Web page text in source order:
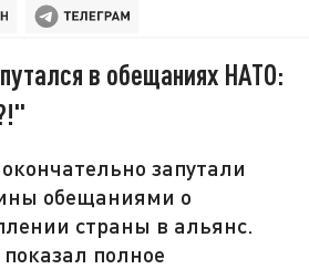
в обещаниях НАТО:
запутали
обещаниями о
страны в альянс.
полное